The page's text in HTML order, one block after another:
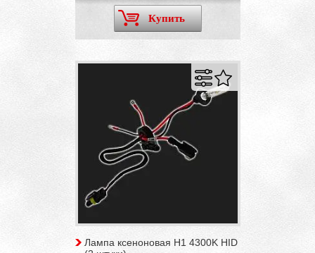
Купить
Лампа ксеноновая H1 4300K HID